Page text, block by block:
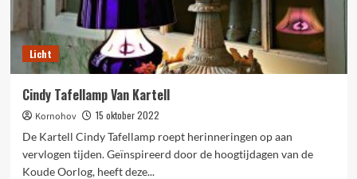
Licht
Cindy Tafellamp Van Kartell
Kornohov
15 oktober 2022
De Kartell Cindy Tafellamp roept herinneringen op aan
vervlogen tijden. Geïnspireerd door de hoogtijdagen van de
Koude Oorlog, heeft deze...